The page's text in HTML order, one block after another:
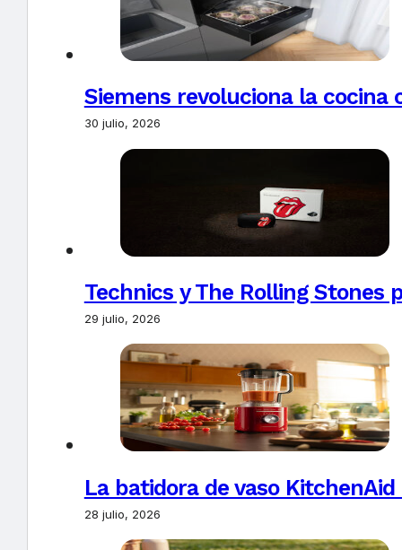
Siemens revoluciona la
30 julio, 2026
Technics y The Rolling Stones
29 julio, 2026
La batidora de vaso
28 julio, 2026